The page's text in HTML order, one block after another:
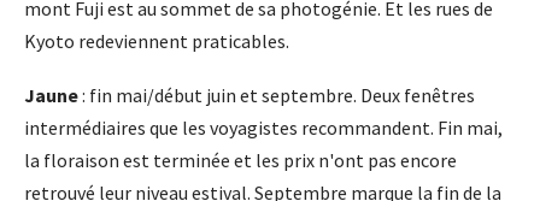
mont Fuji est au sommet de sa photogénie. Et les rues de
Kyoto redeviennent praticables.
Jaune: fin mai/début juin et septembre. Deux fenêtres
intermédiaires que les voyagistes recommandent. Fin mai,
la floraison est terminée et les prix n'ont pas encore
retrouvé leur niveau estival. Septembre marque la fin de la